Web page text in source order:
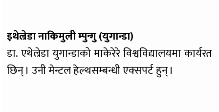
इथेल्रेडा नाकिमुली म्पुन्गु (युगान्डा)
डा. एथेल्रेडा युगान्डाको माकेरेरे विश्वविद्यालयमा कार्यरत
छिन् । उनी मेन्टल हेल्थसम्बन्धी एक्सपर्ट हुन् ।